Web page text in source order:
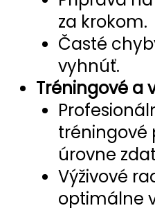
za krokom.
Časté
vyhnúť.
Tréningové a
tréningové
úrovne
Výživové
optimálne